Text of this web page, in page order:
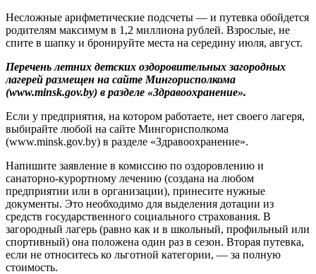
Несложные арифметические подсчеты — и путевка обойдется
родителям максимум в 1,2 миллиона рублей. Взрослые, не
спите в шапку и бронируйте места на середину июля, август.
Перечень летних детских оздоровительных загородных
лагерей размещен на сайте Мингорисполкома
(www.minsk.gov.by) в разделе «Здравоохранение».
Если у предприятия, на котором работаете, нет своего лагеря,
выбирайте любой на сайте Мингорисполкома
(www.minsk.gov.by) в разделе «Здравоохранение».
Напишите заявление в комиссию по оздоровлению и
санаторно-курортному лечению (создана на любом
предприятии или в организации), принесите нужные
документы. Это необходимо для выделения дотации из
средств государственного социального страхования. В
загородный лагерь (равно как и в школьный, профильный или
спортивный) она положена один раз в сезон. Вторая путевка,
если не относитесь ко льготной категории, — за полную
стоимость.